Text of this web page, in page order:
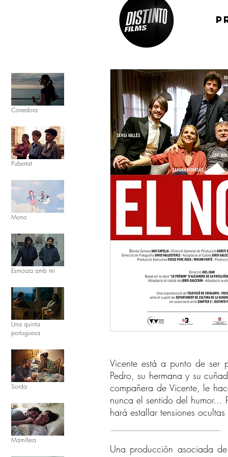
Corredora
Pubertat
Mono
Esmorza amb mi
Una quinta
portuguesa
Sorda
Mamífera
Vicente está a punto de ser
Pedro, su hermana y su
compañera de Vicente, le
nunca el sentido del humor...
hará estallar tensiones
Una producción asociada